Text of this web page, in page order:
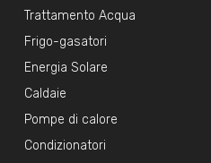
Trattamento Acqua
Frigo-gasatori
Energia Solare
Caldaie
Pompe di calore
Condizionatori